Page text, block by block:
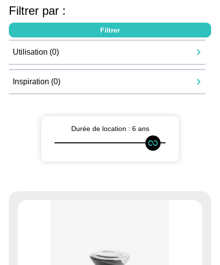
Filtrer par :
Utilisation (0)
Inspiration (0)
Durée de location : 6 ans